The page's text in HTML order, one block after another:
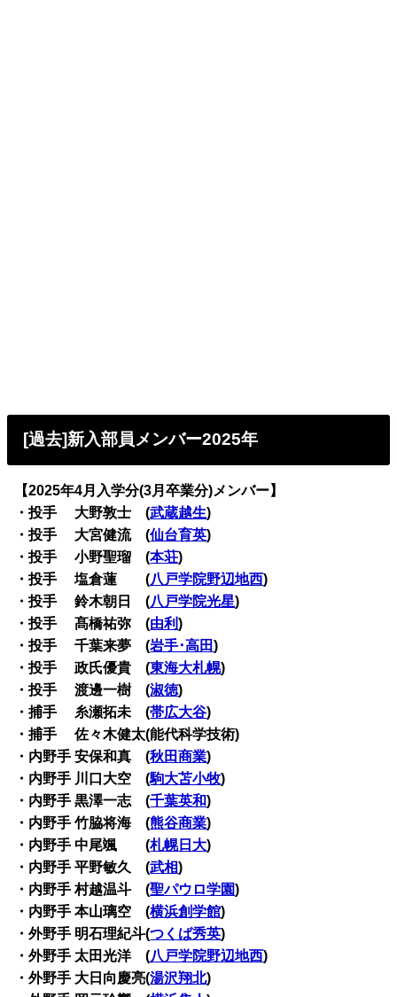
[過去]新入部員メンバー2025年
【2025年4月入学分(3月卒業分)メンバー】
・投手 大野敦士 (武蔵越生)
・投手 大宮健流 (仙台育英)
・投手 小野聖瑠 (本荘)
・投手 塩倉蓮 (八戸学院野辺地西)
・投手 鈴木朝日 (八戸学院光星)
・投手 髙橋祐弥 (由利)
・投手 千葉来夢 (岩手･高田)
・投手 政氏優貴 (東海大札幌)
・投手 渡邊一樹 (淑徳)
・捕手 糸瀬拓未 (帯広大谷)
・捕手 佐々木健太(能代科学技術)
・内野手 安保和真 (秋田商業)
・内野手 川口大空 (駒大苫小牧)
・内野手 黒澤一志 (千葉英和)
・内野手 竹脇将海 (熊谷商業)
・内野手 中尾颯 (札幌日大)
・内野手 平野敏久 (武相)
・内野手 村越温斗 (聖パウロ学園)
・内野手 本山璃空 (横浜創学館)
・外野手 明石理紀斗(つくば秀英)
・外野手 太田光洋 (八戸学院野辺地西)
・外野手 大日向慶亮(湯沢翔北)